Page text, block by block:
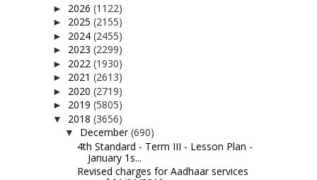
► 2026 (1122)
► 2025 (2155)
► 2024 (2455)
► 2023 (2299)
► 2022 (1930)
► 2021 (2613)
► 2020 (2719)
► 2019 (5805)
▼ 2018 (3656)
▼ December(690)
4th Standard - Term III - Lesson Plan -
January 1s...
Revised charges for Aadhaar services